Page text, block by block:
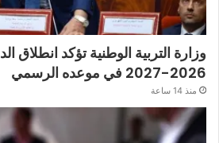
وزارة التربية الوطنية تؤكد انطلاق
2026-2027 في موعده الرسمي
منذ 14 ساعة